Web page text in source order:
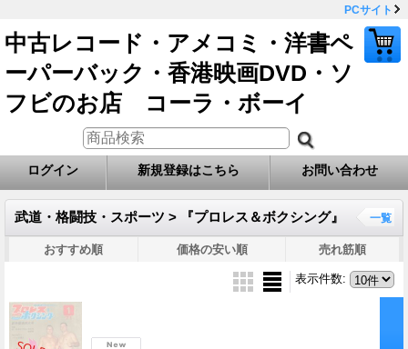
PCサイト
中古レコード・アメコミ・洋書ペ
ーパーバック・香港映画DVD・ソ
フビのお店 コーラ・ボーイ
ログイン 新規登録はこちら お問い合わせ
武道・格闘技・スポーツ > 『プロレス＆ボクシング』 一覧
おすすめ順 価格の安い順 売れ筋順
表示件数: